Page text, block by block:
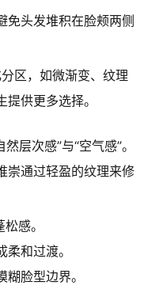
免头发堆积在脸颊两侧
区，如微渐变、纹理
供更多选择。
层次感”与“空气感”。
崇通过轻盈的纹理来修
感。
和过渡。
脸型边界。